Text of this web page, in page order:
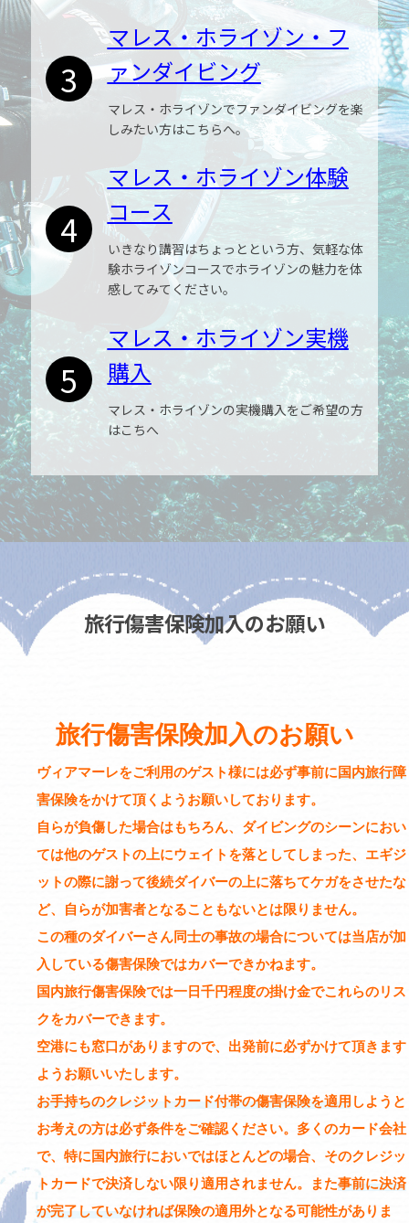
マレス・ホライゾン・フ
ァンダイビング
マレス・ホライゾンでファンダイビングを楽
しみたい方はこちらへ。
3
マレス・ホライゾン体験
コース
いきなり講習はちょっとという方、気軽な体
験ホライゾンコースでホライゾンの魅力を体
感してみてください。
4
マレス・ホライゾン実機
購入
マレス・ホライゾンの実機購入をご希望の方
はこちへ
5
旅行傷害保険加入のお願い
旅行傷害保険加入のお願い
ヴィアマーレをご利用のゲスト様には必ず事前に 国内旅行障
害保険をかけて頂くようお願いしております。
自らが負傷した場合はもちろん、ダイビングのシーンにおい
ては他のゲストの上にウェイトを落としてしまった、エギジ
ットの際に謝って後続ダイバーの上に落ちてケガをさせたな
ど、自らが加害者となることもないとは限りません。
この種のダイバーさん同士の事故の場合については当店が加
入している傷害保険ではカバーできかねます。
国内旅行傷害保険では一日千円程度の掛け金でこれらのリス
クをカバーできます。
空港にも窓口がありますので、出発前に必ずかけて頂きます
ようお願いいたします。
お手持ちのクレジットカード付帯の傷害保険を適用 しようと
お考えの方は必ず条件をご確認ください。多くのカード会社
で、特に国内旅行においではほとんどの場合、そのクレジッ
トカードで決済しない限り適用されません。また事前に決済
が完了していなければ保険の適用外となる可能性がありま